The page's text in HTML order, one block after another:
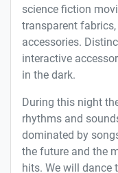
science fiction
transparent
accessories.
interactive
in the dark.
During this night
rhythms and
dominated by
the future and the
hits. We will dance